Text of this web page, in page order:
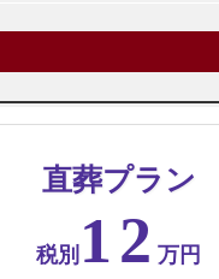
直葬プラン
税別12万円